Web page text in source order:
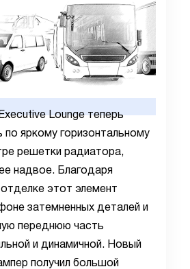
Lounge теперь
по яркому горизонтальному
решетки радиатора,
надвое. Благодаря
этот элемент
затемненных деталей и
переднюю часть
и динамичной. Новый
получил большой